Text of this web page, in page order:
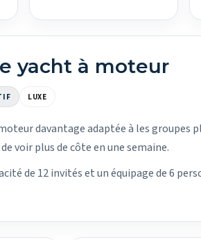
yacht à moteur
LUXE
davantage adaptée à les groupes
voir plus de côte en une semaine.
de 12 invités et un équipage de 6